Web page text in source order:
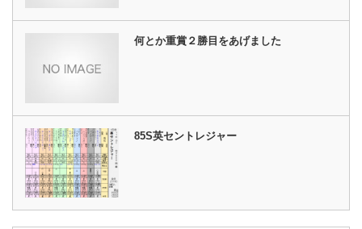
何とか重賞２勝目をあげました
85S英セントレジャー